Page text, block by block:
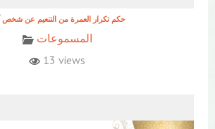
حكم تكرار العمرة من التنعيم عن شخص
المسموعات
13 views